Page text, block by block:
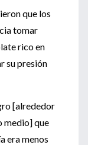
que los
tomar
rico en
su presión
[alrededor
medio] que
era menos